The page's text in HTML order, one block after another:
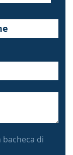
bacheca di